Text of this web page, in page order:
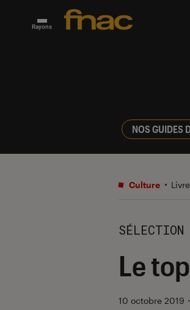
Rayons
NOS GUIDES
Culture
SÉLECTION
Le
10 octobre 2019 ・